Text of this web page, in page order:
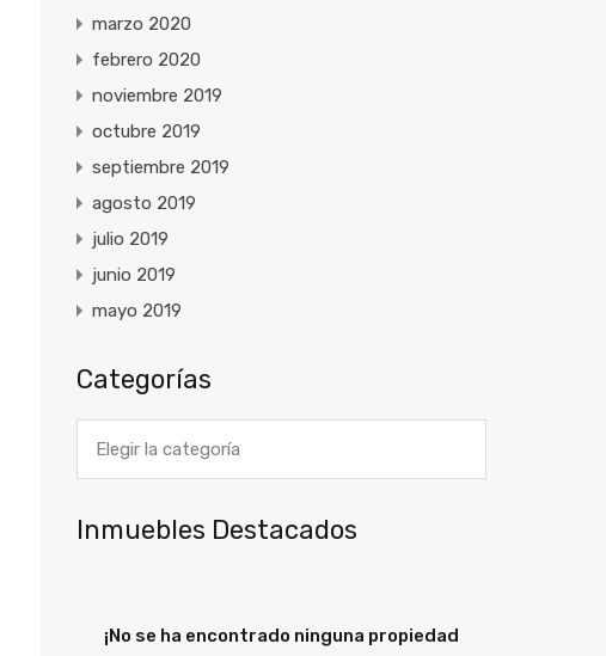
marzo 2020
febrero 2020
noviembre 2019
octubre 2019
septiembre 2019
agosto 2019
julio 2019
junio 2019
mayo 2019
Categorías
Inmuebles Destacados
¡No se ha encontrado ninguna propiedad